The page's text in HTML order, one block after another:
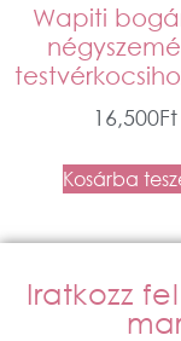
Wapiti
16,500Ft
Kosárba
Iratkozz